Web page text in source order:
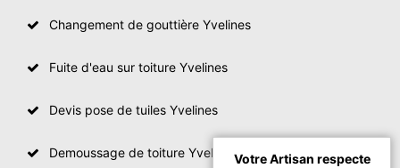
Changement de gouttière Yvelines
Fuite d'eau sur toiture Yvelines
Devis pose de tuiles Yvelines
Demoussage de toiture YvelinesVotre Artisan respecte